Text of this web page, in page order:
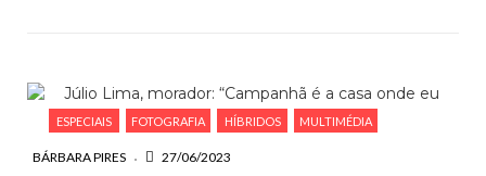
ESPECIAIS FOTOGRAFIA HÍBRIDOS MULTIMÉDIA
BÁRBARA PIRES 27/06/2023